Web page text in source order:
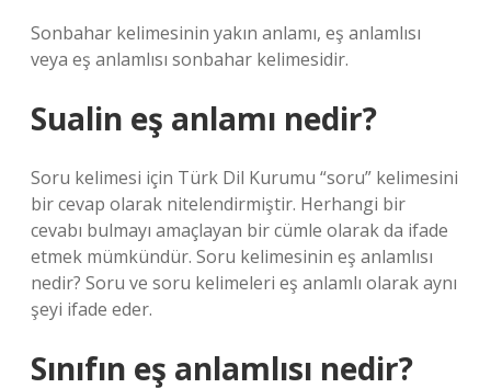
Sonbahar kelimesinin yakın anlamı, eş anlamlısı
veya eş anlamlısı sonbahar kelimesidir.
Sualin eş anlamı nedir?
Soru kelimesi için Türk Dil Kurumu “soru” kelimesini
bir cevap olarak nitelendirmiştir. Herhangi bir
cevabı bulmayı amaçlayan bir cümle olarak da ifade
etmek mümkündür. Soru kelimesinin eş anlamlısı
nedir? Soru ve soru kelimeleri eş anlamlı olarak aynı
şeyi ifade eder.
Sınıfın eş anlamlısı nedir?